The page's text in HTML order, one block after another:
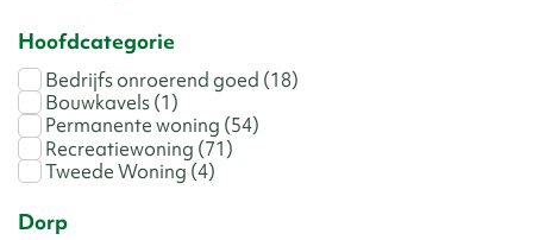
Hoofdcategorie
Bedrijfs onroerend goed (18)
Bouwkavels(1)
Permanente woning (54)
Recreatiewoning (71)
Tweede Woning (4)
Dorp